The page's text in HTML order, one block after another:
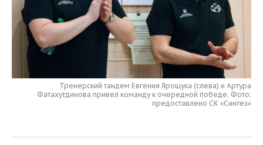
НЕФТЕХИМИЯ
НЕФТЬ
ОПК
ЭНЕРГЕТИКА
РОЗНИЧНАЯ ТОРГОВЛЯ
ТРАНСПОРТ
УСЛУГИ
НОВОСТИ ТЕХНОЛОГИЙ
МЕДИА
ТЕЛЕКОММУНИКАЦИИ
МЕРОПРИЯТИЯ
НОВОСТИ МЕРОПРИЯТИЙ
ВЫЕЗДНАЯ РЕДАКЦИЯ
БИЗНЕС-БРАНЧИ
СПОРТ
НОВОСТИ СПОРТА
ОБЩЕСТВО
НОВОСТИ ОБЩЕСТВА
Тренерский тандем Евгения Ярощука (слева) и Артура
Фатахутдинова привел команду к очередной победе. Фото:
предоставлено СК «Синтез»